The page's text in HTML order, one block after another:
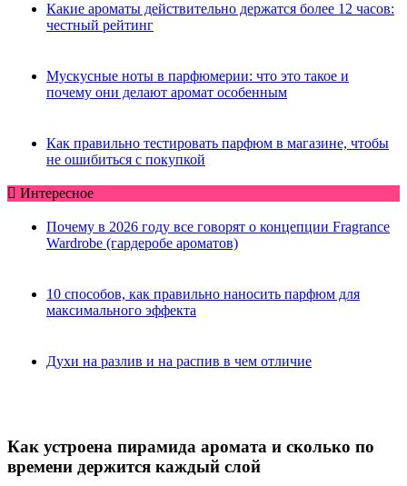
Какие ароматы действительно держатся более 12 часов:
честный рейтинг
Мускусные ноты в парфюмерии: что это такое и
почему они делают аромат особенным
Как правильно тестировать парфюм в магазине, чтобы
не ошибиться с покупкой
Интересное
Почему в 2026 году все говорят о концепции Fragrance
Wardrobe (гардеробе ароматов)
10 способов, как правильно наносить парфюм для
максимального эффекта
Духи на разлив и на распив в чем отличие
Как устроена пирамида аромата и сколько по
времени держится каждый слой